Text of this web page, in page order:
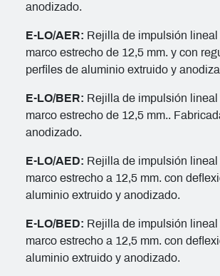
anodizado.
E-LO/AER: Rejilla de impulsión
marco estrecho de 12,5 mm. y con
perfiles de aluminio extruido y
E-LO/BER: Rejilla de impulsión
marco estrecho de 12,5 mm..
anodizado.
E-LO/AED: Rejilla de impulsión
marco estrecho a 12,5 mm. con
aluminio extruido y anodizado.
E-LO/BED: Rejilla de impulsión
marco estrecho a 12,5 mm. con
aluminio extruido y anodizado.